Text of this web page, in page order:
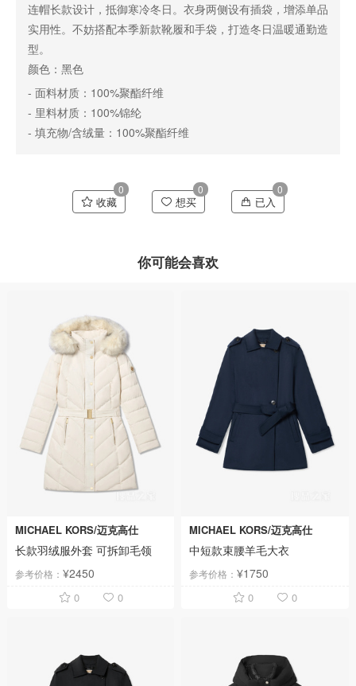
连帽长款设计，抵御寒冷冬日。衣身两侧设有插袋，增添单品
实用性。不妨搭配本季新款靴履和手袋，打造冬日温暖通勤造
型。
颜色：黑色
- 面料材质：100%聚酯纤维
- 里料材质：100%锦纶
- 填充物/含绒量：100%聚酯纤维
收藏
0
想买
0
已入
0
你可能会喜欢
MICHAEL KORS/迈克高仕
长款羽绒服外套 可拆卸毛领
参考价格： ¥2450
0 0
MICHAEL KORS/迈克高仕
中短款束腰羊毛大衣
参考价格：¥1750
0 0